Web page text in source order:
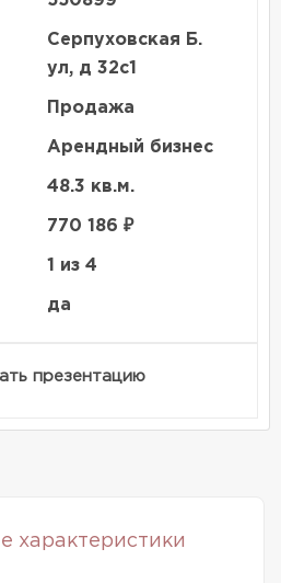
Серпуховская Б.
ул, д 32с1
Продажа
Арендный бизнес
48.3 кв.м.
770 186 ₽
1 из 4
да
презентацию
характеристики